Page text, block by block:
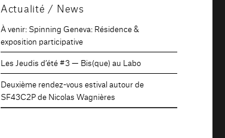
Actualité / News
À venir: Spinning Geneva: Résidence &
exposition participative
Les Jeudis d’été #3 — Bis(que) au Labo
Deuxième rendez-vous estival autour de
SF43C2P de Nicolas Wagnières